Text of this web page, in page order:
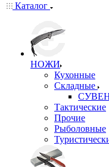
Каталог
НОЖИ
Кухонные
Складные
Тактические
Прочие
Рыболовные